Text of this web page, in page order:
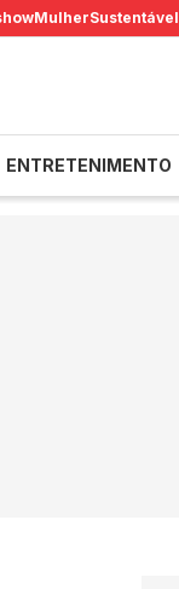
MulherSustentável
ENTRETENIMENTO